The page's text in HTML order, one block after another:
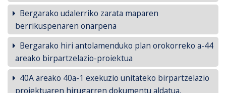
Bergarako udalerriko zarata maparen
berrikuspenaren onarpena
Bergarako hiri antolamenduko plan orokorreko a-44
areako birpartzelazio-proiektua
40A areako 40a-1 exekuzio unitateko birpartzelazio
proiektuaren hirugarren dokumentu aldatua.